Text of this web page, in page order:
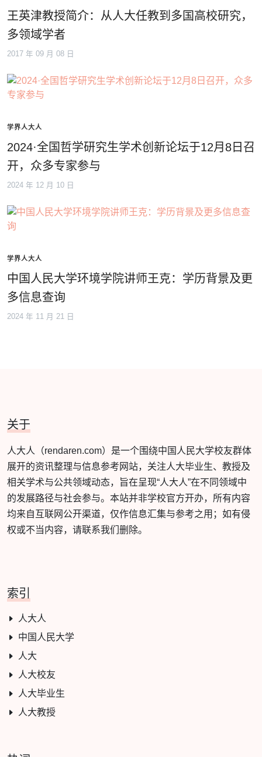
王英津教授简介：从人大任教到多国高校研究，
多领域学者
2017 年 09 月 08 日
学界人大人
2024·全国哲学研究生学术创新论坛于12月8日召
开，众多专家参与
2024 年 12 月 10 日
学界人大人
中国人民大学环境学院讲师王克：学历背景及更
多信息查询
2024 年 11 月 21 日
关于
人大人（rendaren.com）是一个围绕中国人民大学校友群体
展开的资讯整理与信息参考网站，关注人大毕业生、教授及
相关学术与公共领域动态，旨在呈现“人大人”在不同领域中
的发展路径与社会参与。本站并非学校官方开办，所有内容
均来自互联网公开渠道，仅作信息汇集与参考之用；如有侵
权或不当内容，请联系我们删除。
索引
人大人
中国人民大学
人大
人大校友
人大毕业生
人大教授